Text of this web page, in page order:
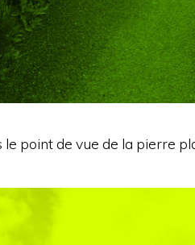
point de vue de la pierre